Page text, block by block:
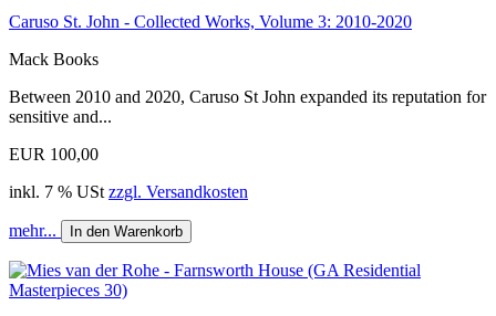
Caruso St. John - Collected Works, Volume 3: 2010-2020
Mack Books
Between 2010 and 2020, Caruso St John expanded its reputation for
sensitive and...
EUR 100,00
inkl. 7 % USt zzgl. Versandkosten
mehr... In den Warenkorb